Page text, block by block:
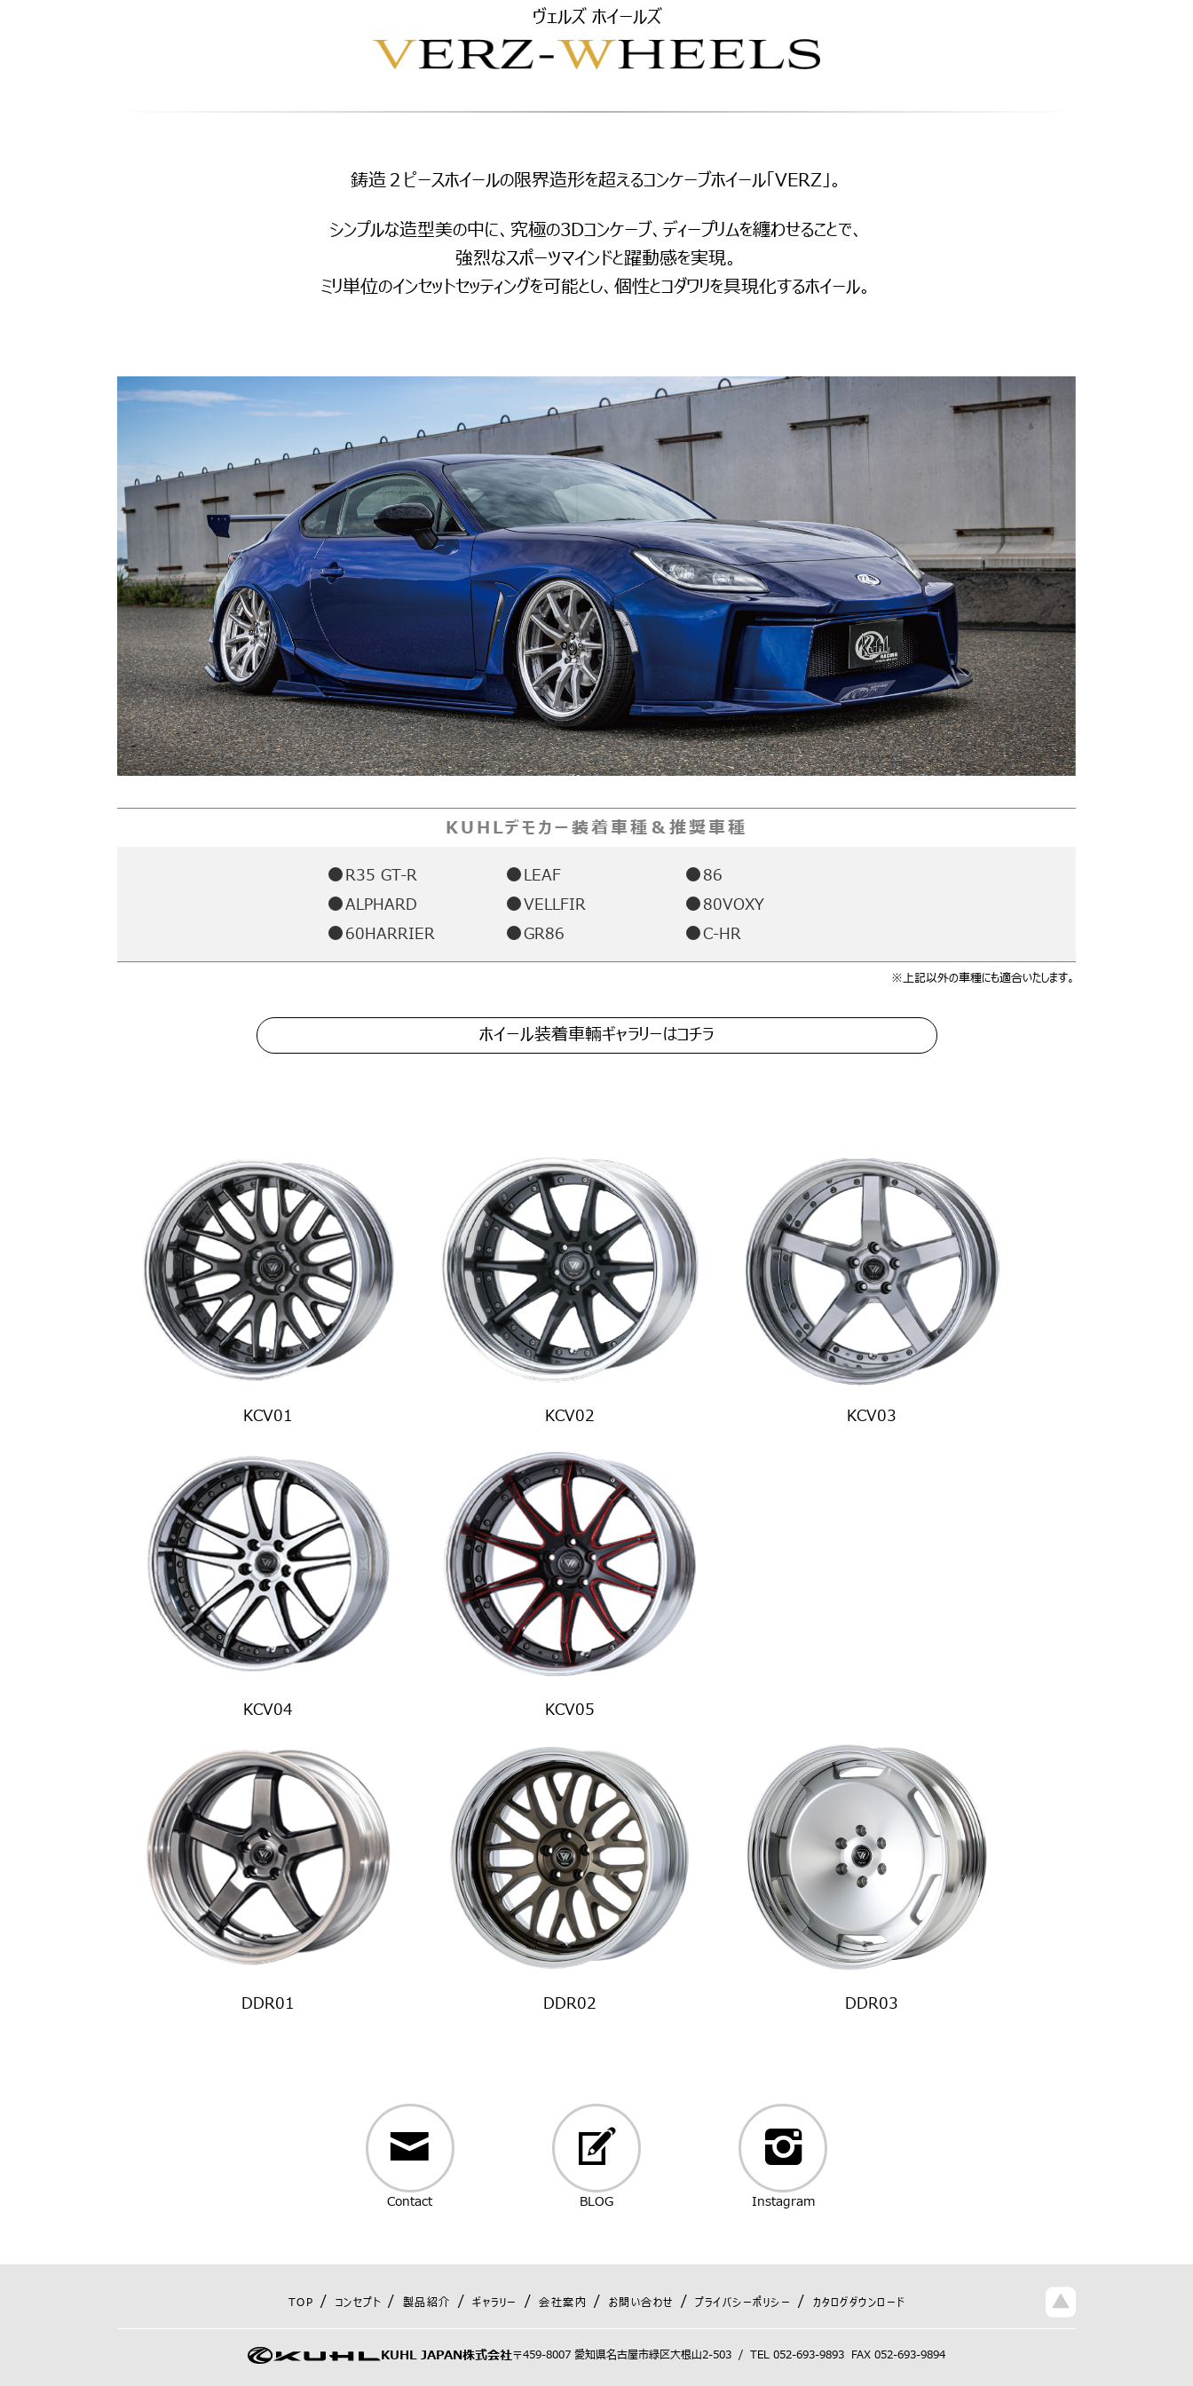
ヴェルズ ホイールズ
鋳造２ピースホイールの限界造形を超えるコンケーブホイール「VERZ」。
シンプルな造型美の中に、 究極の3Dコンケーブ、 ディープリムを纏わせることで、
強烈なスポーツマインドと躍動感を実現。
ミリ単位のインセットセッティングを可能とし、個性とコダワリを具現化するホイール。
KUHLデモカー装着車種＆推奨車種
R35 GT-R LEAF
86
ALPHARD
VELLFIR
80VOXY
60HARRIER
GR86 C-HR
※上記以外の車種にも適合いたします。
ホイール装着車輛ギャラリーはコチラ
KCV01 KCV02 KCV03
KCV04 KCV05
DDR01 DDR02 DDR03
Contact BLOG Instagram
TOP コンセプト 製品紹介 ギャラリー 会社案内 お問い合わせ プライバシーポリシー カタログダウンロード
KUHL JAPAN株式会社〒459-8007 愛知県名古屋市緑区大根山2-503 / TEL 052-693-9893 FAX 052-693-9894